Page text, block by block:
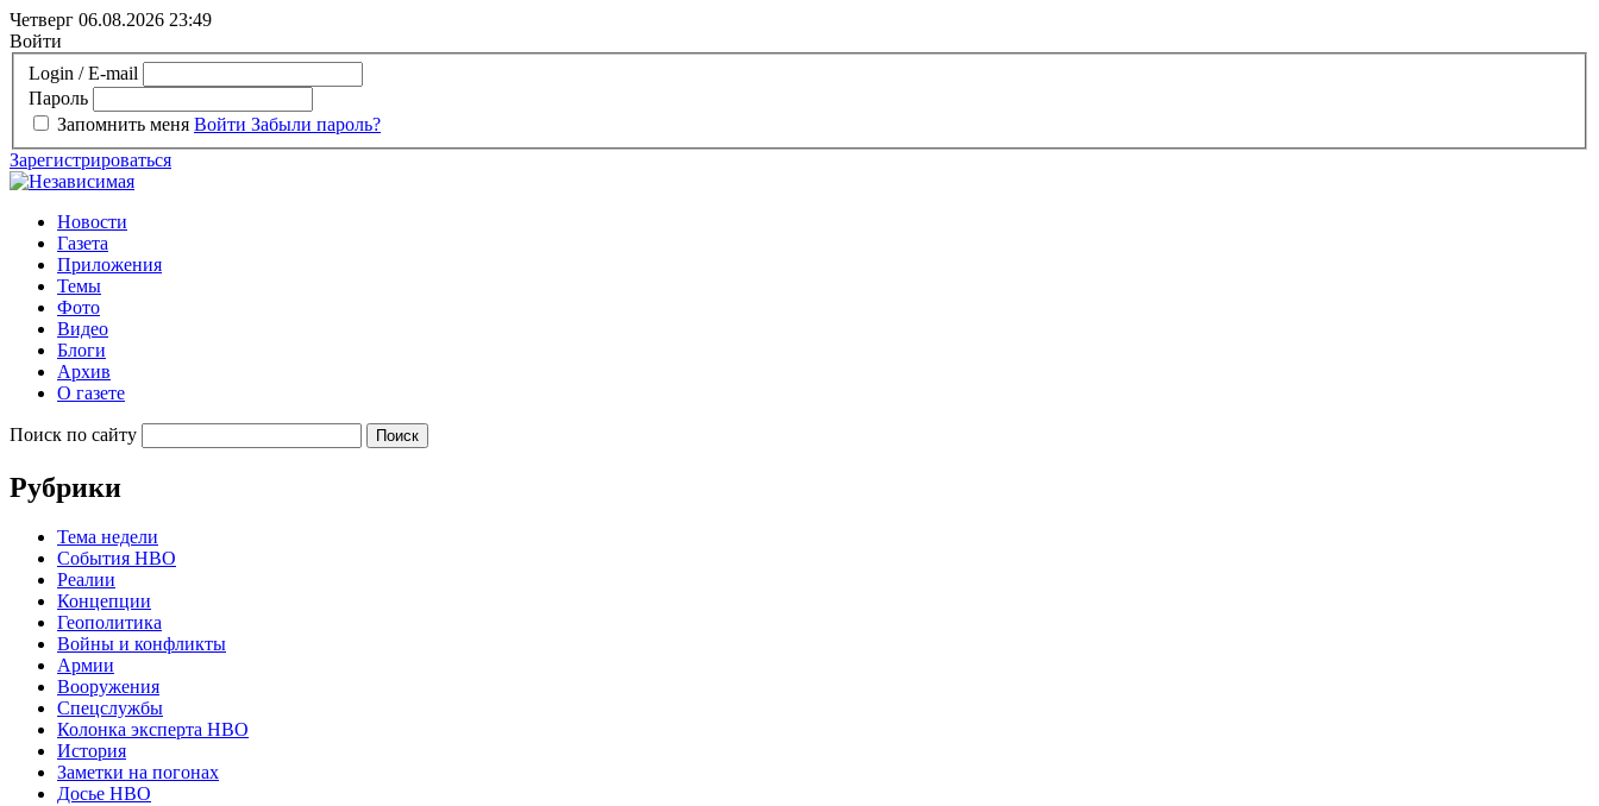
Четверг 06.08.2026 23:49
Войти
Login / E-mail
Пароль
Запомнить меня Войти Забыли пароль?
Зарегистрироваться
Новости
Газета
Приложения
Темы
Фото
Видео
Блоги
Архив
О газете
Поиск по сайту
Рубрики
Тема недели
События НВО
Реалии
Концепции
Геополитика
Войны и конфликты
Армии
Вооружения
Спецслужбы
Колонка эксперта НВО
История
Заметки на погонах
Досье НВО